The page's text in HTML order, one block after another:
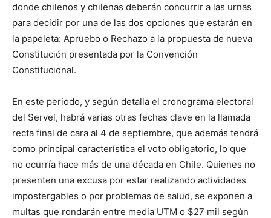
donde chilenos y chilenas deberán concurrir a las urnas
para decidir por una de las dos opciones que estarán en
la papeleta: Apruebo o Rechazo a la propuesta de nueva
Constitución presentada por la Convención
Constitucional.
En este periodo, y según detalla el cronograma electoral
del Servel, habrá varias otras fechas clave en la llamada
recta final de cara al 4 de septiembre, que además tendrá
como principal característica el voto obligatorio, lo que
no ocurría hace más de una década en Chile. Quienes no
presenten una excusa por estar realizando actividades
impostergables o por problemas de salud, se exponen a
multas que rondarán entre media UTM o $27 mil según